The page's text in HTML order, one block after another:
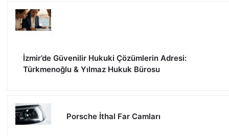
İzmir’de Güvenilir Hukuki Çözümlerin Adresi:
Türkmenoğlu & Yılmaz Hukuk Bürosu
Porsche İthal Far Camları